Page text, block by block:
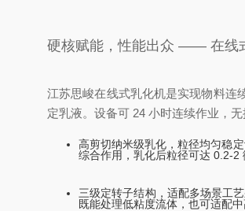
硬核赋能，性能出众 —— 在线
江苏思峻在线式乳化机是实现物料连
定乳液。设备可 24 小时连续作业，
高剪切纳米级乳化，粒径均匀稳
综合作用，乳化后粒径可达 0.2-2
三级定转子结构，适配多场景工
既能处理低粘度流体，也可适配